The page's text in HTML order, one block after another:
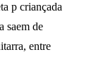
p criançada
saem de
entre